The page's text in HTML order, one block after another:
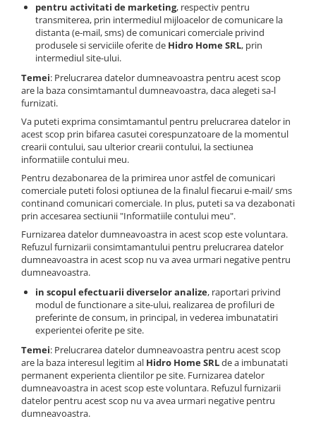
pentru activitati de marketing, respectiv pentru
transmiterea, prin intermediul mijloacelor de comunicare la
distanta (e-mail, sms) de comunicari comerciale privind
produsele si serviciile oferite de Hidro Home SRL, prin
intermediul site-ului.
Temei: Prelucrarea datelor dumneavoastra pentru acest scop
are la baza consimtamantul dumneavoastra, daca alegeti sa-l
furnizati.
Va puteti exprima consimtamantul pentru prelucrarea datelor in
acest scop prin bifarea casutei corespunzatoare de la momentul
crearii contului, sau ulterior crearii contului, la sectiunea
informatiile contului meu.
Pentru dezabonarea de la primirea unor astfel de comunicari
comerciale puteti folosi optiunea de la finalul fiecarui e-mail/ sms
continand comunicari comerciale. In plus, puteti sa va dezabonati
prin accesarea sectiunii "Informatiile contului meu".
Furnizarea datelor dumneavoastra in acest scop este voluntara.
Refuzul furnizarii consimtamantului pentru prelucrarea datelor
dumneavoastra in acest scop nu va avea urmari negative pentru
dumneavoastra.
in scopul efectuarii diverselor analize, raportari privind
modul de functionare a site-ului, realizarea de profiluri de
preferinte de consum, in principal, in vederea imbunatatiri
experientei oferite pe site.
Temei: Prelucrarea datelor dumneavoastra pentru acest scop
are la baza interesul legitim al Hidro Home SRLde a imbunatati
permanent experienta clientilor pe site. Furnizarea datelor
dumneavoastra in acest scop este voluntara. Refuzul furnizarii
datelor pentru acest scop nu va avea urmari negative pentru
dumneavoastra.